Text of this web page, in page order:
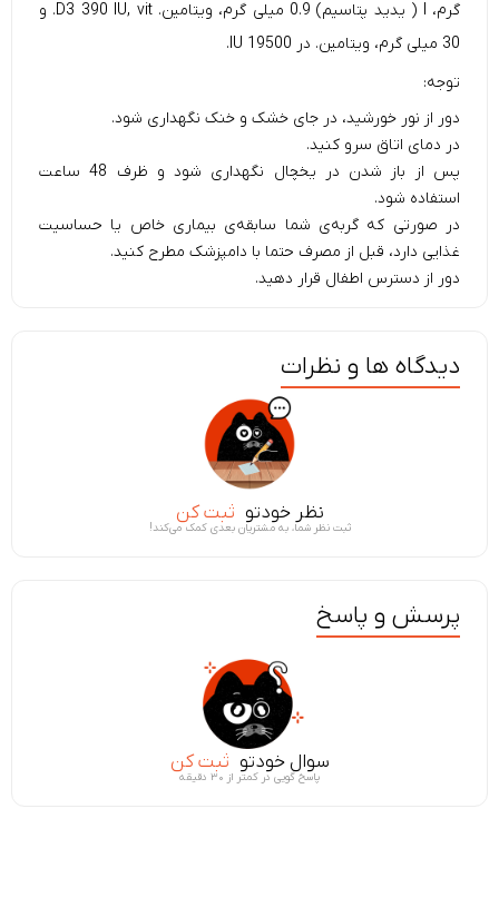
گرم، I ( یدید پتاسیم) 0.9 میلی گرم، ویتامین. D3 390 IU, vit. و
30 میلی گرم، ویتامین. در 19500 IU.
توجه:
دور از نور خورشید، در جای خشک و خنک نگهداری شود.
در دمای اتاق سرو کنید.
پس از باز شدن در یخچال نگهداری شود و ظرف 48 ساعت
استفاده شود.
در صورتی که گربه‌ی شما سابقه‌ی بیماری خاص یا حساسیت
غذایی دارد، قبل از مصرف حتما با دامپزشک مطرح کنید.
دور از دسترس اطفال قرار دهید.
دیدگاه ها و نظرات
نظر خودتو ثبت کن
ثبت نظر شما، به مشتریان بعدی کمک می‌کند!
پرسش و پاسخ
سوال خودتو ثبت کن
پاسخ گویی در کمتر از ۳۰ دقیقه